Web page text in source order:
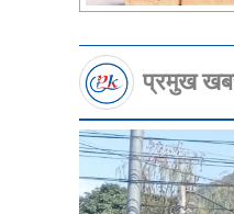
प्रमुख